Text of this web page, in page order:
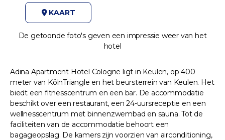
KAART
De getoonde foto's geven een impressie weer van het
hotel
Adina Apartment Hotel Cologne ligt in Keulen, op 400
meter van KölnTriangle en het beursterrein van Keulen. Het
biedt een fitnesscentrum en een bar. De accommodatie
beschikt over een restaurant, een 24-uursreceptie en een
wellnesscentrum met binnenzwembad en sauna. Tot de
faciliteiten van de accommodatie behoort een
bagageopslag. De kamers zijn voorzien van airconditioning,